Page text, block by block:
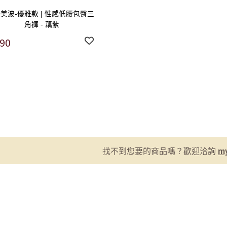
波-優雅款 | 性感低腰包臀三
角褲 - 藕紫
找不到您要的商品嗎？歡迎洽詢